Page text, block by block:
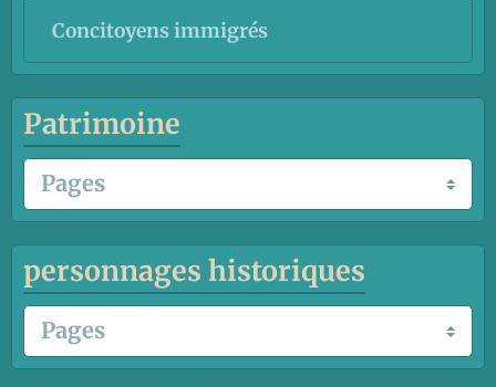
Concitoyens immigrés
Patrimoine
personnages historiques